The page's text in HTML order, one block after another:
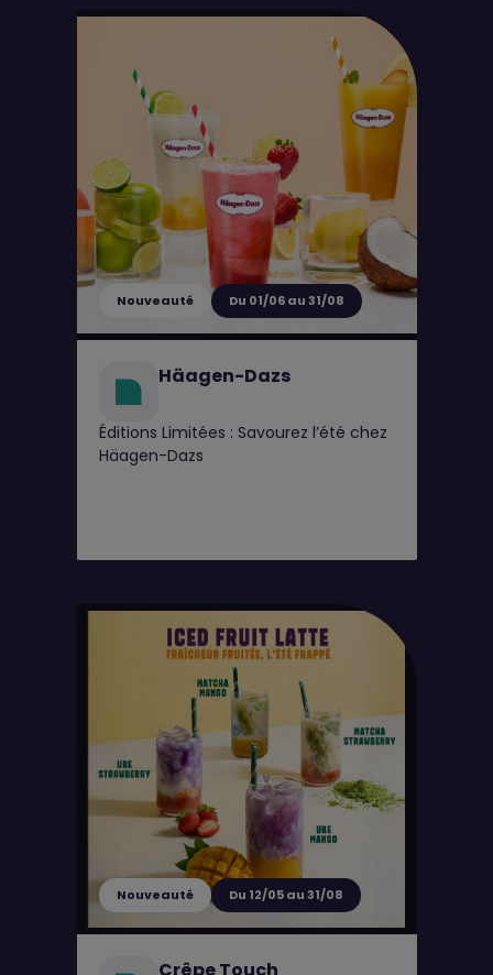
Nouveauté Du 01/06 au 31/08
Häagen-Dazs
Éditions Limitées : Savourez l’été chez
Häagen-Dazs
Nouveauté Du 12/05 au 31/08